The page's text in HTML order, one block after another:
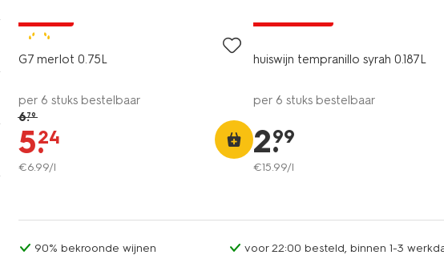
G7 merlot 0.75L
per 6 stuks bestelbaar
6.79
5.
24
€6.99/l
huiswijn tempranillo syrah 0.187L
per 6 stuks bestelbaar
2.
99
€15.99/l
90% bekroonde wijnen voor 22:00 besteld, binnen 1-3